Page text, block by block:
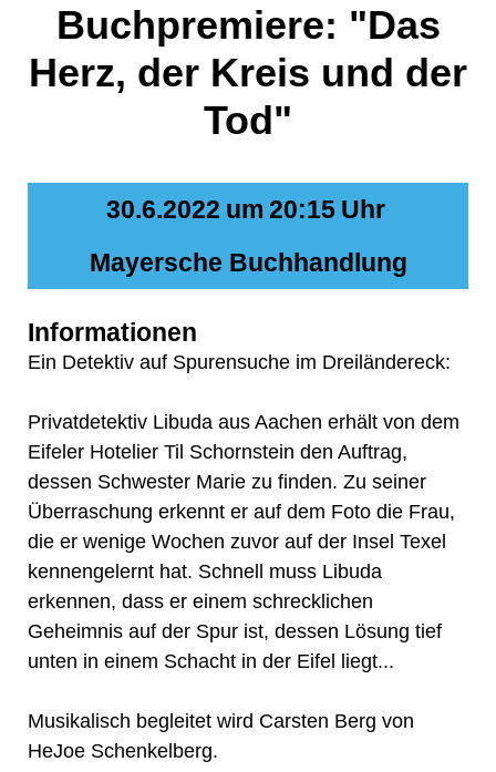
Buchpremiere: "Das
Herz, der Kreis und der
Tod"
30.6.2022 um 20:15 Uhr
Mayersche Buchhandlung
Informationen
Ein Detektiv auf Spurensuche im Dreiländereck:
Privatdetektiv Libuda aus Aachen erhält von dem
Eifeler Hotelier Til Schornstein den Auftrag,
dessen Schwester Marie zu finden. Zu seiner
Überraschung erkennt er auf dem Foto die Frau,
die er wenige Wochen zuvor auf der Insel Texel
kennengelernt hat. Schnell muss Libuda
erkennen, dass er einem schrecklichen
Geheimnis auf der Spur ist, dessen Lösung tief
unten in einem Schacht in der Eifel liegt...
Musikalisch begleitet wird Carsten Berg von
HeJoe Schenkelberg.